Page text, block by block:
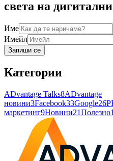
света на
Име
Имейл
Запиши се
Категории
ADvantage Talks8ADvantage
новини3Facebook33Google26
маркетинг9Новини21Полезно